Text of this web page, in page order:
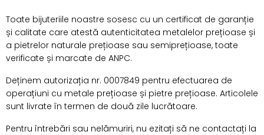
Toate bijuteriile noastre sosesc cu un certificat de garanție
și calitate care atestă autenticitatea metalelor prețioase și
a pietrelor naturale prețioase sau semiprețioase, toate
verificate și marcate de ANPC.
Deținem autorizația nr. 0007849 pentru efectuarea de
operațiuni cu metale prețioase și pietre prețioase. Articolele
sunt livrate în termen de două zile lucrătoare.
Pentru întrebări sau nelămuriri, nu ezitați să ne contactați la